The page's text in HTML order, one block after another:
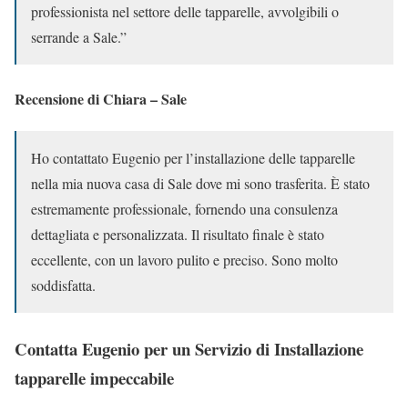
professionista nel settore delle tapparelle, avvolgibili o
serrande a Sale.”
Recensione di Chiara – Sale
Ho contattato Eugenio per l’installazione delle tapparelle
nella mia nuova casa di Sale dove mi sono trasferita. È stato
estremamente professionale, fornendo una consulenza
dettagliata e personalizzata. Il risultato finale è stato
eccellente, con un lavoro pulito e preciso. Sono molto
soddisfatta.
Contatta Eugenio per un Servizio di Installazione
tapparelle impeccabile